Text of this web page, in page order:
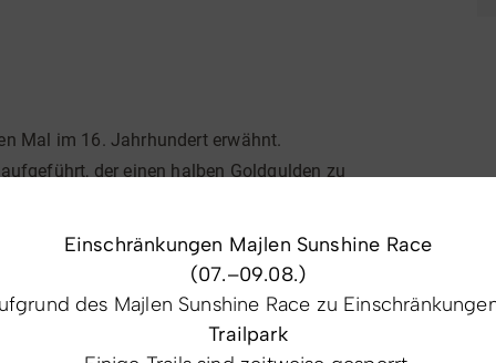
Einschränkungen Majlen Sunshine Race
(07.–09.08.)
des Majlen Sunshine Race zu
Trailpark
Mal im 16. Jahrhundert erwähnt.
der einen halben Goldgulden zu
der Kriege gegen die nach Europa
taucht die Niedersfelder Mühle im Jahre
von 1821 wurde Heinrich Cramer als